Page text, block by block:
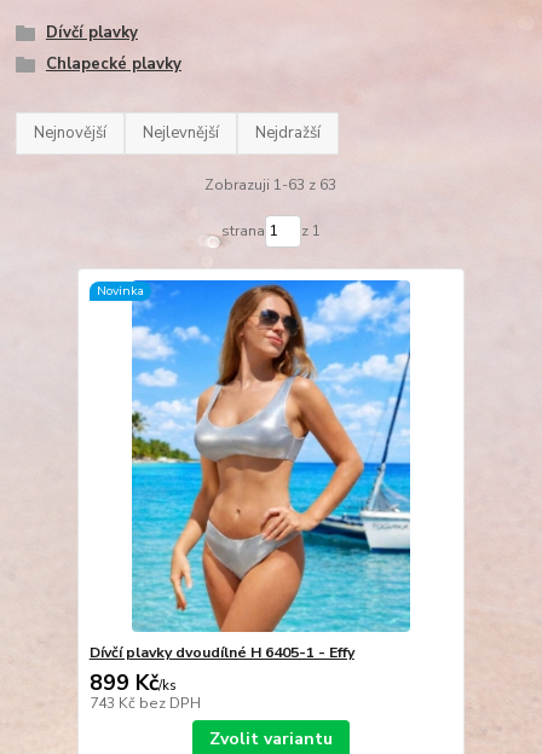
Dívčí plavky
Chlapecké plavky
Nejnovější Nejlevnější Nejdražší
Zobrazuji 1-63 z 63
strana z 1
Novinka
Dívčí plavky dvoudílné H 6405-1 - Effy
899 Kč/ks
743 Kč bez DPH
Zvolit variantu